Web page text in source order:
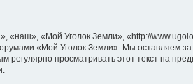
«Мой Уголок Земли», «http://
«Мой Уголок Земли». Мы оставляем
просматривать этот текст на